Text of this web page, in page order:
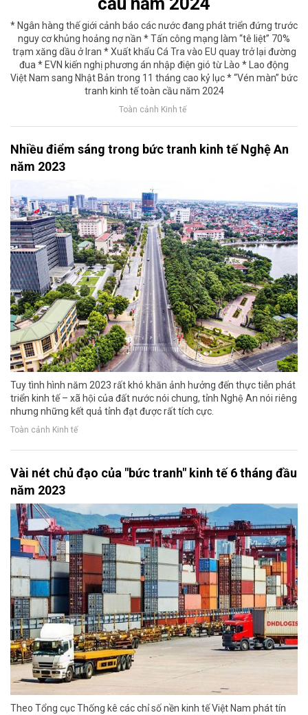
* Ngân hàng thế giới cảnh báo các nước đang phát triển đứng trước
nguy cơ khủng hoảng nợ nần * Tấn công mạng làm “tê liệt” 70%
trạm xăng dầu ở Iran * Xuất khẩu Cá Tra vào EU quay trở lại đường
đua * EVN kiến nghị phương án nhập điện gió từ Lào * Lao động
Việt Nam sang Nhật Bản trong 11 tháng cao kỷ lục * “Vén màn” bức
tranh kinh tế toàn cầu năm 2024
Toàn cảnh Kinh tế
Nhiều điểm sáng trong bức tranh kinh tế Nghệ An
năm 2023
Tuy tình hình năm 2023 rất khó khăn ảnh hưởng đến thực tiễn phát
triển kinh tế – xã hội của đất nước nói chung, tỉnh Nghệ An nói riêng
nhưng những kết quả tỉnh đạt được rất tích cực.
Toàn cảnh Kinh tế
Vài nét chủ đạo của "bức tranh" kinh tế 6 tháng đầu
năm 2023
Theo Tổng cục Thống kê các chỉ số nền kinh tế Việt Nam phát tín